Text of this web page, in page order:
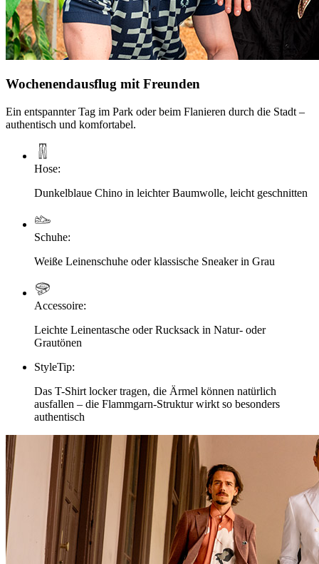
Wochenendausflug mit Freunden
Ein entspannter Tag im Park oder beim Flanieren durch die Stadt –
authentisch und komfortabel.
Hose:
Dunkelblaue Chino in leichter Baumwolle, leicht geschnitten
Schuhe:
Weiße Leinenschuhe oder klassische Sneaker in Grau
Accessoire:
Leichte Leinentasche oder Rucksack in Natur- oder
Grautönen
StyleTip:
Das T-Shirt locker tragen, die Ärmel können natürlich
ausfallen – die Flammgarn-Struktur wirkt so besonders
authentisch